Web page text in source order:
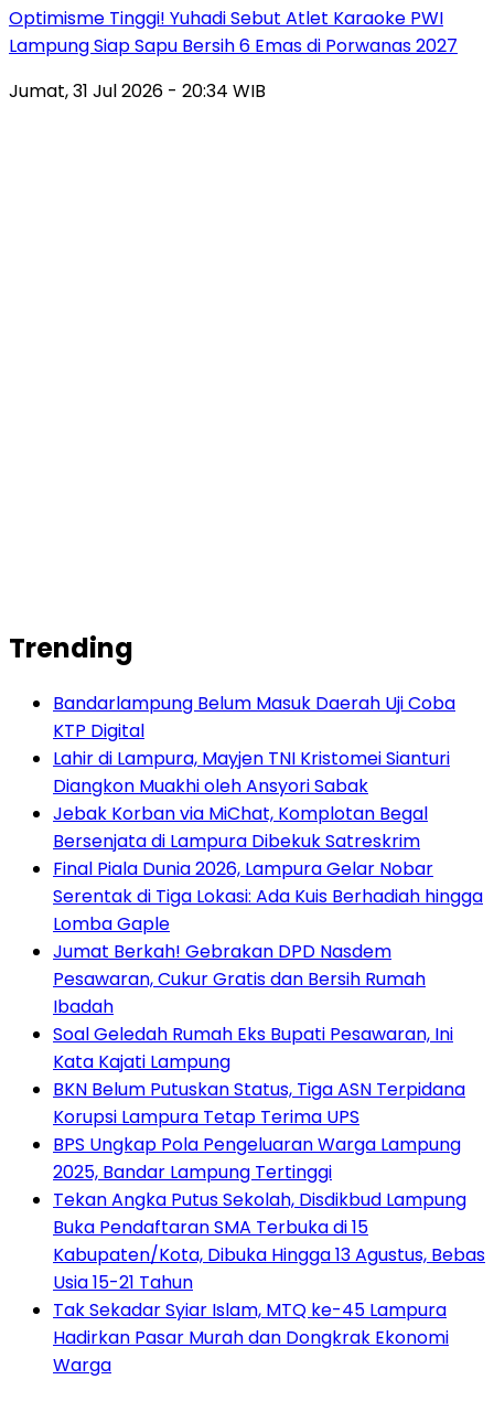
Optimisme Tinggi! Yuhadi Sebut Atlet Karaoke PWI
Lampung Siap Sapu Bersih 6 Emas di Porwanas 2027
Jumat, 31 Jul 2026 - 20:34 WIB
Trending
Bandarlampung Belum Masuk Daerah Uji Coba
KTP Digital
Lahir di Lampura, Mayjen TNI Kristomei Sianturi
Diangkon Muakhi oleh Ansyori Sabak
Jebak Korban via MiChat, Komplotan Begal
Bersenjata di Lampura Dibekuk Satreskrim
Final Piala Dunia 2026, Lampura Gelar Nobar
Serentak di Tiga Lokasi: Ada Kuis Berhadiah hingga
Lomba Gaple
Jumat Berkah! Gebrakan DPD Nasdem
Pesawaran, Cukur Gratis dan Bersih Rumah
Ibadah
Soal Geledah Rumah Eks Bupati Pesawaran, Ini
Kata Kajati Lampung
BKN Belum Putuskan Status, Tiga ASN Terpidana
Korupsi Lampura Tetap Terima UPS
BPS Ungkap Pola Pengeluaran Warga Lampung
2025, Bandar Lampung Tertinggi
Tekan Angka Putus Sekolah, Disdikbud Lampung
Buka Pendaftaran SMA Terbuka di 15
Kabupaten/Kota, Dibuka Hingga 13 Agustus, Bebas
Usia 15-21 Tahun
Tak Sekadar Syiar Islam, MTQ ke-45 Lampura
Hadirkan Pasar Murah dan Dongkrak Ekonomi
Warga